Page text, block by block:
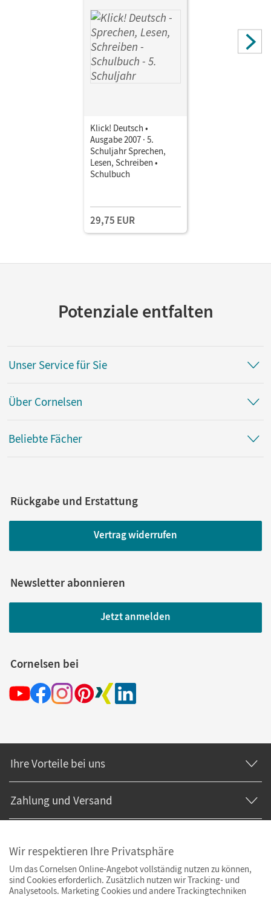
Klick! Deutsch •
Ausgabe 2007 · 5.
Schuljahr Sprechen,
Lesen, Schreiben •
Schulbuch
29,75 EUR
Potenziale entfalten
Unser Service für Sie
Über Cornelsen
Beliebte Fächer
Rückgabe und Erstattung
Vertrag widerrufen
Newsletter abonnieren
Jetzt anmelden
Cornelsen bei
Ihre Vorteile bei uns
Zahlung und Versand
Wir respektieren Ihre Privatsphäre
Um das Cornelsen Online-Angebot vollständig nutzen zu können,
sind Cookies erforderlich. Zusätzlich nutzen wir Tracking- und
Analysetools. Marketing Cookies und andere Trackingtechniken